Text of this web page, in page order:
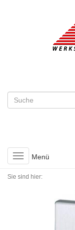
Toggle
navigation
Menü
Sie sind hier: